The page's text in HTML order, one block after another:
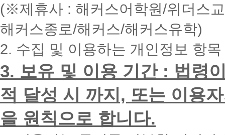
간
내
에
화
드
리
겠
습
니
다.
(※제휴사 : 해커스어학원/위더스
해커스종로/해커스/해커스유학)
2. 수집 및 이용하는 개인정보 항
3. 보유 및 이용 기간 : 법령
적 달성 시 까지, 또는 이용
을 원칙으로 합니다.